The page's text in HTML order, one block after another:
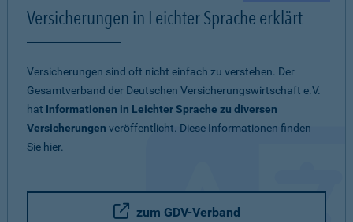
Versicherungen in Leichter Sprache erklärt
Versicherungen sind oft nicht einfach zu verstehen. Der
Gesamtverband der Deutschen Versicherungswirtschaft e.V.
hat Informationen in Leichter Sprache zu diversen
Versicherungen veröffentlicht. Diese Informationen finden
Sie hier.
zum GDV-Verband